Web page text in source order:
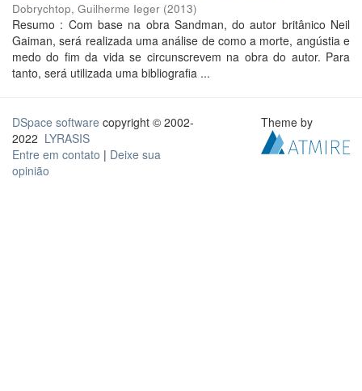
Dobrychtop, Guilherme Ieger (2013)
Resumo : Com base na obra Sandman, do autor britânico Neil
Gaiman, será realizada uma análise de como a morte, angústia e
medo do fim da vida se circunscrevem na obra do autor. Para
tanto, será utilizada uma bibliografia ...
DSpace software copyright © 2002-
2022 LYRASIS
Entre em contato | Deixe sua
opinião
Theme by